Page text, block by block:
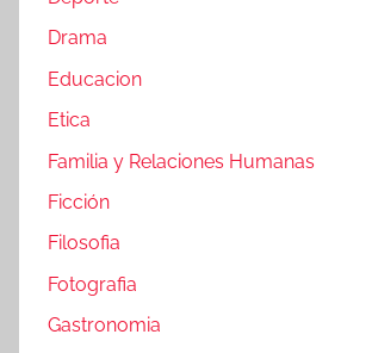
Drama
Educacion
Etica
Familia y Relaciones Humanas
Ficción
Filosofia
Fotografia
Gastronomia